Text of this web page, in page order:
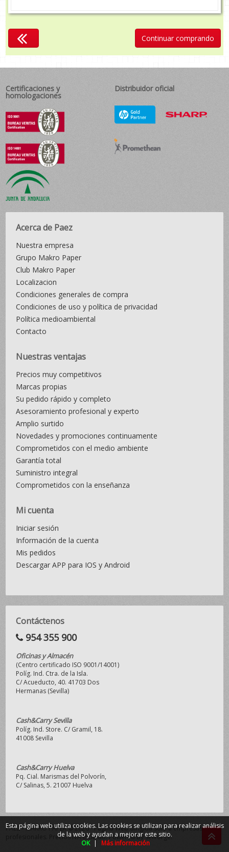
Continuar comprando
Certificaciones y
homologaciones
Distribuidor oficial
Acerca de Paez
Nuestra empresa
Grupo Makro Paper
Club Makro Paper
Localizacion
Condiciones generales de compra
Condiciones de uso y política de privacidad
Política medioambiental
Contacto
Nuestras ventajas
Precios muy competitivos
Marcas propias
Su pedido rápido y completo
Asesoramiento profesional y experto
Amplio surtido
Novedades y promociones continuamente
Comprometidos con el medio ambiente
Garantía total
Suministro integral
Comprometidos con la enseñanza
Mi cuenta
Iniciar sesión
Información de la cuenta
Mis pedidos
Descargar APP para IOS y Android
Contáctenos
954 355 900
Oficinas y Almacén
(Centro certificado ISO 9001/14001)
Políg. Ind. Ctra. de la Isla.
C/ Acueducto, 40. 41703 Dos
Hermanas (Sevilla)
Cash&Carry Sevilla
Políg. Ind. Store. C/ Gramil, 18.
41008 Sevilla
Cash&Carry Huelva
Pq. Cial. Marismas del Polvorín,
C/ Salinas, 5. 21007 Huelva
PAEZ - MAKRO PAPER © 2026 - Página Web dirigida sólo a empresas y
profesionales. Precios IVA incluido.Powered by Sellforge.
Esta página web utiliza cookies. Las cookies se utilizan para realizar análisis
de la web y ayudan a mejorar este sitio.
OK | Más información